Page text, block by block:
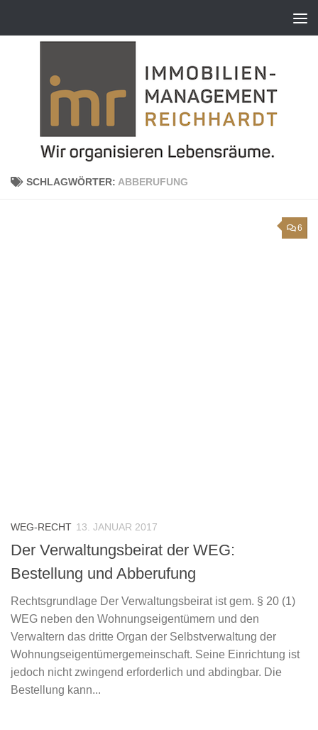
SCHLAGWÖRTER: ABBERUFUNG
6
WEG-RECHT 13. JANUAR 2017
Der Verwaltungsbeirat der WEG:
Bestellung und Abberufung
Rechtsgrundlage Der Verwaltungsbeirat ist gem. § 20 (1)
WEG neben den Wohnungseigentümern und den
Verwaltern das dritte Organ der Selbstverwaltung der
Wohnungseigentümergemeinschaft. Seine Einrichtung ist
jedoch nicht zwingend erforderlich und abdingbar. Die
Bestellung kann...